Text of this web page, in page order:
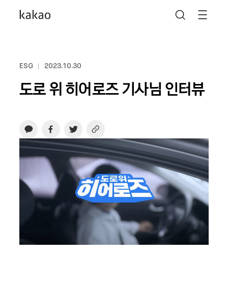
ESG 2023.10.30
도로 위 히어로즈 기사님 인터뷰